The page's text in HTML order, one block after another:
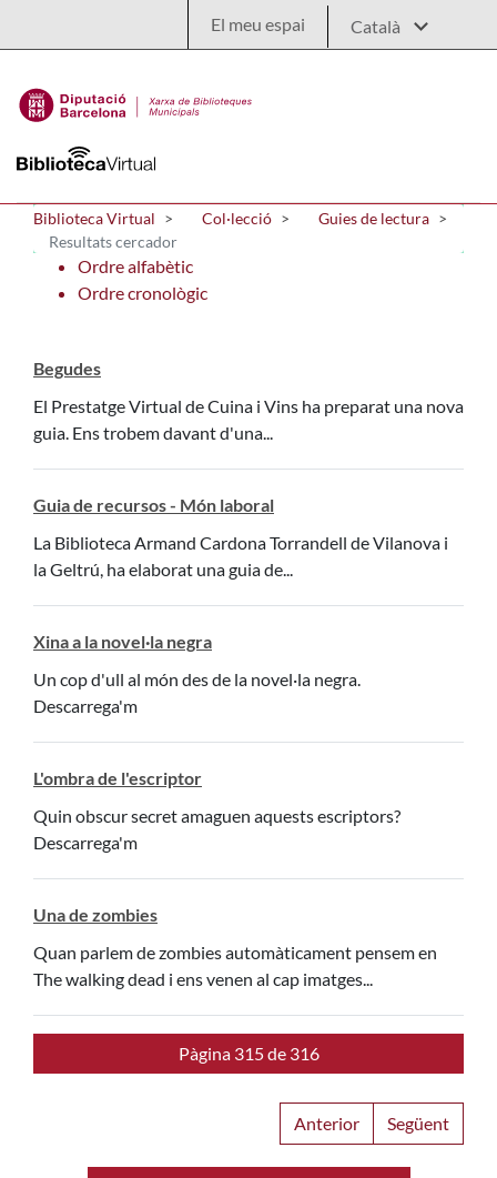
El meu espai
Biblioteca Virtual Col·lecció
Guies de lectura
Resultats cercador
Ordre alfabètic
Ordre cronològic
Begudes
El Prestatge Virtual de Cuina i Vins ha preparat una nova
guia. Ens trobem davant d'una...
Guia de recursos - Món laboral
La Biblioteca Armand Cardona Torrandell de Vilanova i
la Geltrú, ha elaborat una guia de...
Xina a la novel·la negra
Un cop d'ull al món des de la novel·la negra.
Descarrega'm
L'ombra de l'escriptor
Quin obscur secret amaguen aquests escriptors?
Descarrega'm
Una de zombies
Quan parlem de zombies automàticament pensem en
The walking dead i ens venen al cap imatges...
Pàgina 315 de 316
Anterior Següent